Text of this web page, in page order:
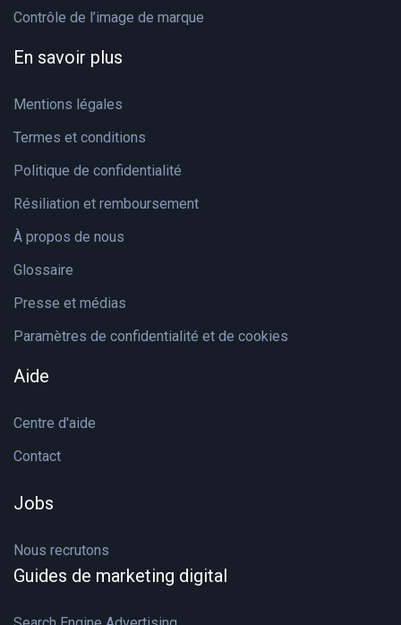
Contrôle de l’image de marque
En savoir plus
Mentions légales
Termes et conditions
Politique de confidentialité
Résiliation et remboursement
À propos de nous
Glossaire
Presse et médias
Paramètres de confidentialité et de cookies
Aide
Centre d'aide
Contact
Jobs
Nous recrutons
Guides de marketing digital